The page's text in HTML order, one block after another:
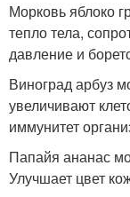
Морковь яблоко
тепло тела,
давление и
Виноград арбуз
увеличивают
иммунитет
Папайя ананас
Улучшает цвет